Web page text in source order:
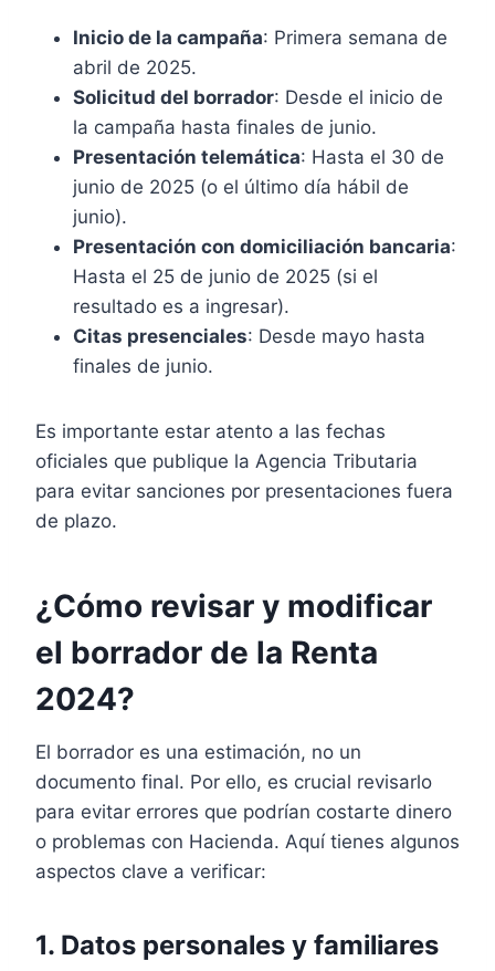
Inicio de la campaña: Primera semana de
abril de 2025.
Solicitud del borrador: Desde el inicio de
la campaña hasta finales de junio.
Presentación telemática: Hasta el 30 de
junio de 2025 (o el último día hábil de
junio).
Presentación con domiciliación bancaria:
Hasta el 25 de junio de 2025 (si el
resultado es a ingresar).
Citas presenciales: Desde mayo hasta
finales de junio.
Es importante estar atento a las fechas
oficiales que publique la Agencia Tributaria
para evitar sanciones por presentaciones fuera
de plazo.
¿Cómo revisar y modificar
el borrador de la Renta
2024?
El borrador es una estimación, no un
documento final. Por ello, es crucial revisarlo
para evitar errores que podrían costarte dinero
o problemas con Hacienda. Aquí tienes algunos
aspectos clave a verificar:
1. Datos personales y familiares